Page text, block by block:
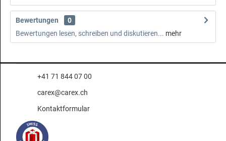
Bewertungen
0
Bewertungen lesen, schreiben und diskutieren... mehr
+41 71 844 07 00
carex@carex.ch
Kontaktformular